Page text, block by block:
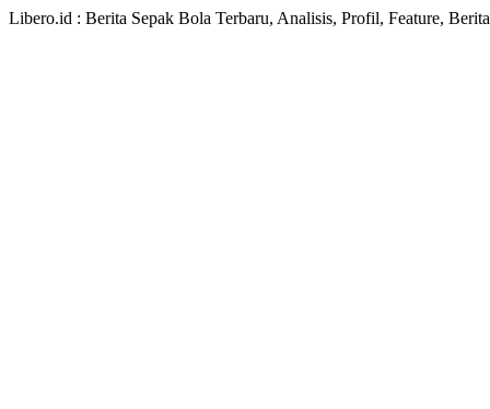
Libero.id : Berita Sepak Bola Terbaru, Analisis, Profil, Feature,